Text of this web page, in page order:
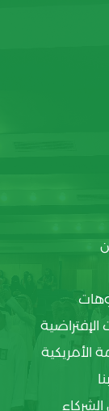
الإفتراضية
الأمريكية